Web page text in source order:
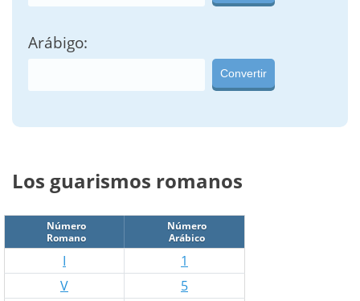
Arábigo:
Convertir
Los guarismos romanos
Número
Romano
Número
Arábico
I
1
V
5